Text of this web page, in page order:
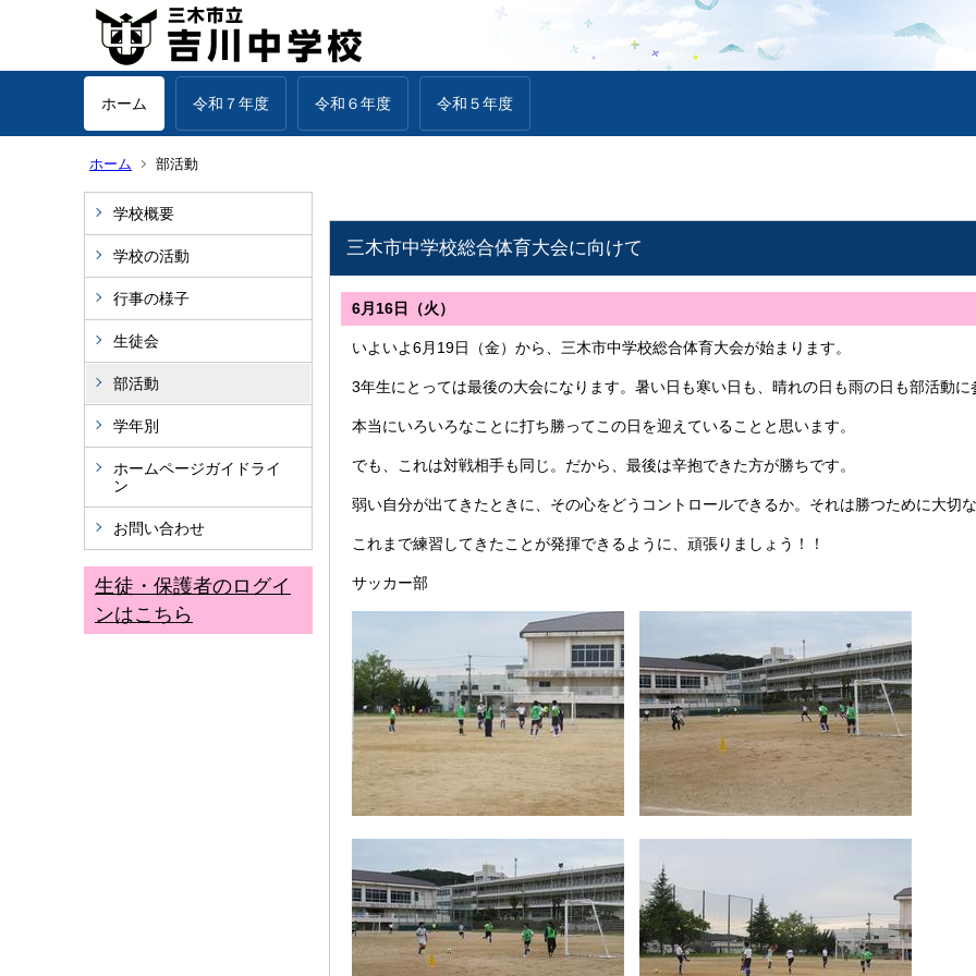
ホーム 令和７年度 令和６年度 令和５年度
ホーム 部活動
学校概要
学校の活動
行事の様子
生徒会
部活動
学年別
ホームページガイドライ
ン
お問い合わせ
生徒・保護者のログイ
ンはこちら
三木市中学校総合体育大会に向けて
6月16日（火）
いよいよ6月19日（金）から、三木市中学校総合体育大会が始まります。
3年生にとっては最後の大会になります。暑い日も寒い日も、晴れの日も雨の日も部活動に
本当にいろいろなことに打ち勝ってこの日を迎えていることと思います。
でも、これは対戦相手も同じ。だから、最後は辛抱できた方が勝ちです。
弱い自分が出てきたときに、その心をどうコントロールできるか。それは勝つために大切な
これまで練習してきたことが発揮できるように、頑張りましょう！！
サッカー部